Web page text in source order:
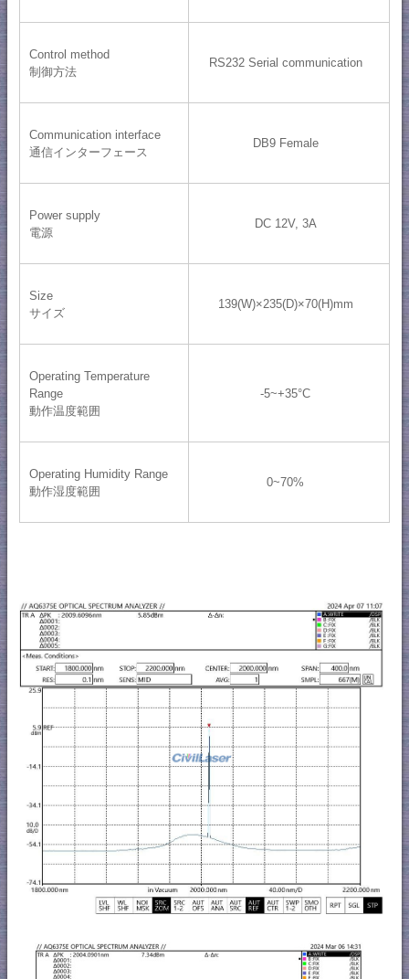
Control method
制御方法
RS232 Serial communication
Communication interface
通信インターフェース
DB9 Female
Power supply
電源
DC 12V, 3A
Size
サイズ
139(W)×235(D)×70(H)mm
Operating Temperature
Range
動作温度範囲
-5~+35°C
Operating Humidity Range
動作湿度範囲
0~70%